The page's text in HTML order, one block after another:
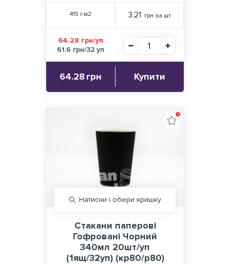
415 г.м2 3.21 грн за шт
64.28 грн/уп
61.6 грн/32 уп
64.28грн Купити
Натисни і обери кришку
Стакани паперові
Гофровані Чорний
340мл 20шт/уп
(1ящ/32уп) (кр80/р80)